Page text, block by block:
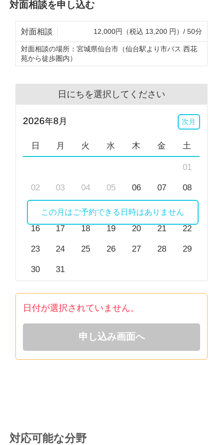
対面相談を申し込む
対面相談 12,000円（税込 13,200 円）/ 50分
対面相談の場所： 宮城県仙台市（仙台駅より市バス 西花
苑から徒歩圏内）
日にちを選択してください
2026年8 月 次月
日 月 火 水 木 金 土
01
02 03 04 05 06 07 08
10 11 12 13 14
16 17 18 19 20 21 22
23 24 25 26 27 28 29
30 31
この月はご予約できる日時はありません
日付が選択されていません。
申し込み画面へ
対応可能な分野